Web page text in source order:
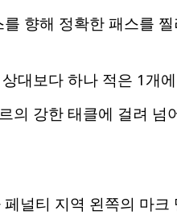
향해 정확한 패스를
대보다 하나 적은 1개
의 강한 태클에 걸려 넘
널티 지역 왼쪽의 마크